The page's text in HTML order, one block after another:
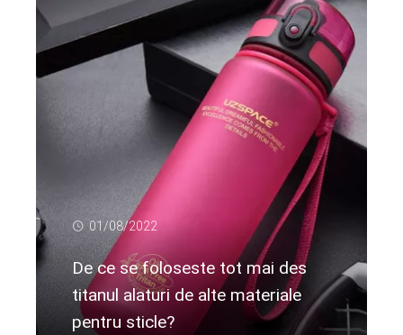
01/08/2022
De ce se foloseste tot mai des
titanul alaturi de alte materiale
pentru sticle?